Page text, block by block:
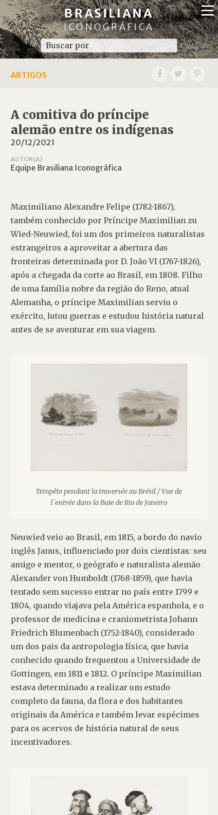
BRASILIANA
ICONOGRÁFICA
ARTIGOS
A comitiva do príncipe
alemão entre os indígenas
20/12/2021
AUTOR(A)
Equipe Brasiliana Iconográfica
Maximiliano Alexandre Felipe (1782-1867),
também conhecido por Príncipe Maximilian zu
Wied-Neuwied, foi um dos primeiros naturalistas
estrangeiros a aproveitar a abertura das
fronteiras determinada por D. João VI (1767-1826),
após a chegada da corte ao Brasil, em 1808. Filho
de uma família nobre da região do Reno, atual
Alemanha, o príncipe Maximilian serviu o
exército, lutou guerras e estudou história natural
antes de se aventurar em sua viagem.
Tempête pendant la traversée au Brésil / Vue de
l´entrée dans la Baie de Rio de Janeiro
Neuwied veio ao Brasil, em 1815, a bordo do navio
inglês Janus, influenciado por dois cientistas: seu
Alexander von Humboldt (1768-1859), que havia
tentado sem sucesso entrar no país entre 1799 e
1804, quando viajava pela América espanhola, e o
professor de medicina e craniometrista Johann
Friedrich Blumenbach (1752-1840), considerado
um dos pais da antropologia física, que havia
conhecido quando frequentou a Universidade de
Gottingen, em 1811 e 1812. O príncipe Maximilian
estava determinado a realizar um estudo
completo da fauna, da flora e dos habitantes
originais da América e também levar espécimes
para os acervos de história natural de seus
incentivadores.